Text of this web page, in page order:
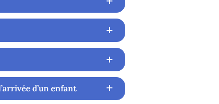
d’un enfant